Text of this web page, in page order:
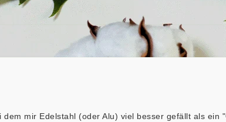
mir Edelstahl (oder Alu) viel besser gefällt als ein